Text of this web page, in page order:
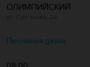
ОЛИМПИЙСКИЙ
Песчаная дюна